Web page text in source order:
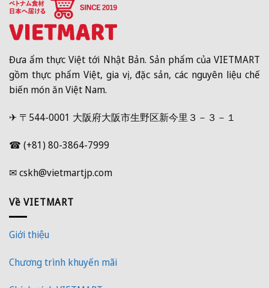
Đưa ẩm thực Việt tới Nhật Bản. Sản phẩm của VIETMART
gồm thực phẩm Việt, gia vị, đặc sản, các nguyên liệu chế
biến món ăn Việt Nam.
✈ 〒544-0001 大阪府大阪市生野区新今里３－３－１
☎ (+81) 80-3864-7999
✉ cskh@vietmartjp.com
Về VIETMART
Giới thiệu
Chương trình khuyến mãi